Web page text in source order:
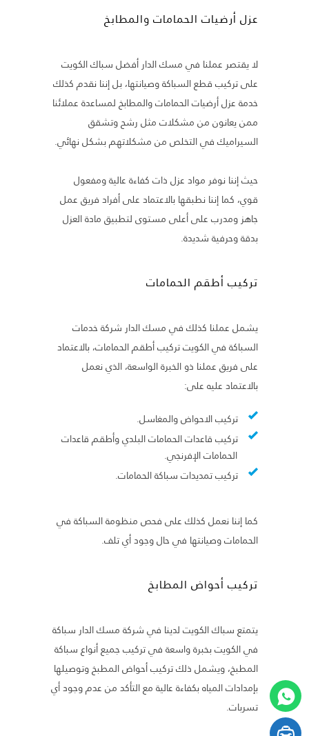
عزل أرضيات الحمامات والمطابخ
لا يقتصر عملنا في مسك الدار أفضل سباك الكويت
على تركيب قطع السباكة وصيانتها، بل إننا نقدم كذلك
خدمة عزل أرضيات الحمامات والمطابخ لمساعدة عملائنا
ممن يعانون من مشكلات مثل رشح وتشقق
السيراميك في التخلص من مشكلاتهم بشكل نهائي.
حيث إننا نوفر مواد عزل ذات كفاءة عالية ومفعول
قوي، كما إننا نطبقها بالاعتماد على أفراد فريق عمل
جاهز ومدرب على أعلى مستوى لتطبيق مادة العزل
بدقة وحرفية شديدة.
تركيب أطقم الحمامات
يشمل عملنا كذلك في مسك الدار شركة خدمات
السباكة في الكويت تركيب أطقم الحمامات، بالاعتماد
على فريق عملنا ذو الخبرة الواسعة، الذي نعمل
بالاعتماد عليه على:
تركيب الاحواض والمغاسل.
تركيب قاعدات الحمامات البلدي وأطقم قاعدات
الحمامات الإفرنجي.
تركيب تمديدات سباكة الحمامات.
كما إننا نعمل كذلك على فحص منظومة السباكة في
الحمامات وصيانتها في حال وجود أي تلف.
تركيب أحواض المطابخ
يتمتع سباك الكويت لدينا في شركة مسك الدار سباكة
في الكويت بخبرة واسعة في تركيب جميع أنواع سباكة
المطبخ، ويشمل ذلك تركيب أحواض المطبخ وتوصيلها
بإمدادات المياه بكفاءة عالية مع التأكد من عدم وجود أي
تسربات.